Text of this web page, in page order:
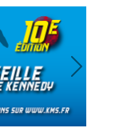
Suivant